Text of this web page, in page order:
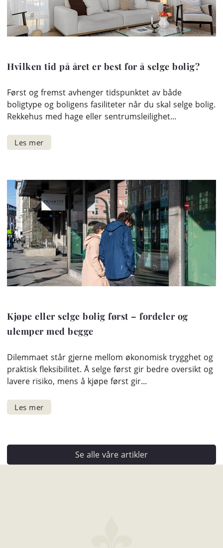
Hvilken tid på året er best for å selge bolig?
Først og fremst avhenger tidspunktet av både
boligtype og boligens fasiliteter når du skal selge bolig.
Rekkehus med hage eller sentrumsleilighet...
Kjøpe eller selge bolig først – fordeler og
ulemper med begge
Dilemmaet står gjerne mellom økonomisk trygghet og
praktisk fleksibilitet. Å selge først gir bedre oversikt og
lavere risiko, mens å kjøpe først gir...
Se alle våre artikler